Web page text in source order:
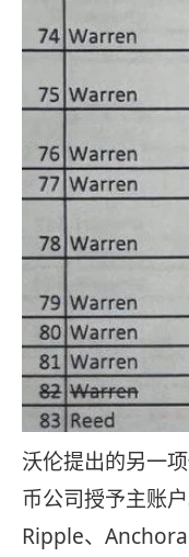
沃伦提出的另一
币公司授予主账
Ripple、